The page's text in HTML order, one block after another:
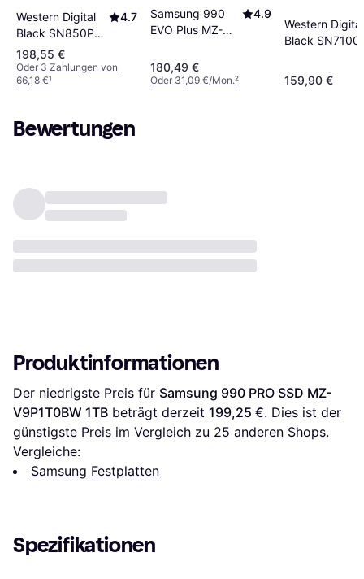
Western Digital
Black SN850P
WDBBYV0010BNC-
WRSN 1TB
4.7
198,55 €
Oder 3 Zahlungen von
66,18 €¹
Samsung 990
EVO Plus MZ-
4.9
180,49 €
Oder 31,09 €/Mon.²
Western
Black SN7100
159,90 €
Bewertungen
Produktinformationen
Der niedrigste Preis für Samsung 990 PRO SSD MZ-
V9P1T0BW 1TB beträgt derzeit 199,25 €. Dies ist der
günstigste Preis im Vergleich zu 25 anderen Shops.
Vergleiche:
Samsung Festplatten
Spezifikationen